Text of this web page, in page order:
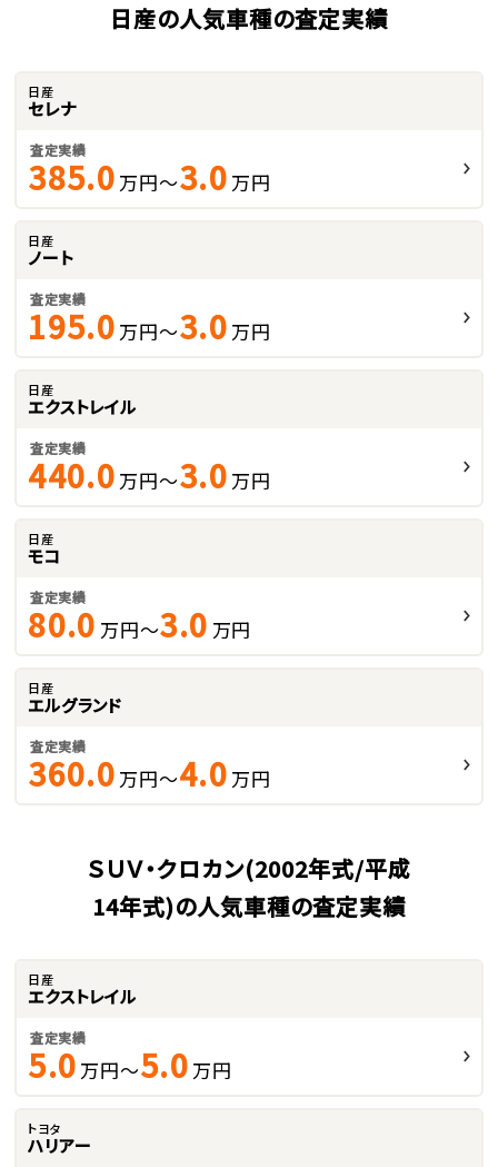
日産の人気車種の査定実績
日産
セレナ
査定実績
385.0 万円～3.0 万円
日産
ノート
査定実績
195.0 万円～3.0 万円
日産
エクストレイル
査定実績
440.0 万円～3.0 万円
日産
モコ
査定実績
80.0 万円～3.0 万円
日産
エルグランド
査定実績
360.0 万円～4.0 万円
ＳＵＶ・クロカン(2002年式/平成
14年式)の人気車種の査定実績
日産
エクストレイル
査定実績
5.0 万円～5.0 万円
トヨタ
ハリアー